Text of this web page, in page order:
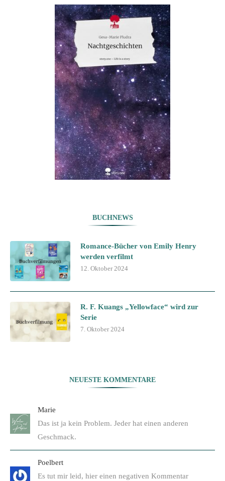
BUCHNEWS
Romance-Bücher von Emily Henry
werden verfilmt
12. Oktober 2024
R. F. Kuangs „Yellowface“ wird zur
Serie
7. Oktober 2024
NEUESTE KOMMENTARE
Marie
Das ist ja kein Problem. Jeder hat einen anderen
Geschmack.
Poelbert
Es tut mir leid, hier einen negativen Kommentar